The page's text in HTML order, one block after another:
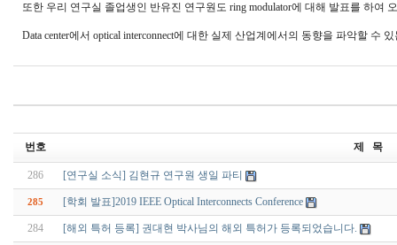
또한 우리 연구실 졸업생인 반유진 연구원도 ring modulator에 대해 발표를 하여
Data center에서 optical interconnect에 대한 실제 산업계에서의 동향을 파악할 수
번호 제 목
286 [연구실 소식] 김현규 연구원 생일 파티
285 [학회 발표]2019 IEEE Optical Interconnects Conference
284 [해외 특허 등록] 권대현 박사님의 해외 특허가 등록되었습니다.